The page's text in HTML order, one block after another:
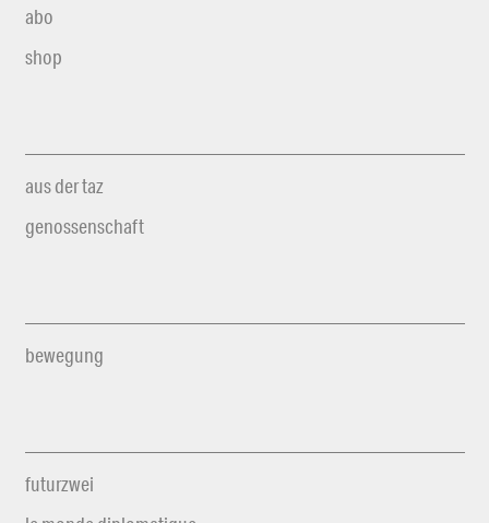
abo
shop
aus der taz
genossenschaft
bewegung
futurzwei